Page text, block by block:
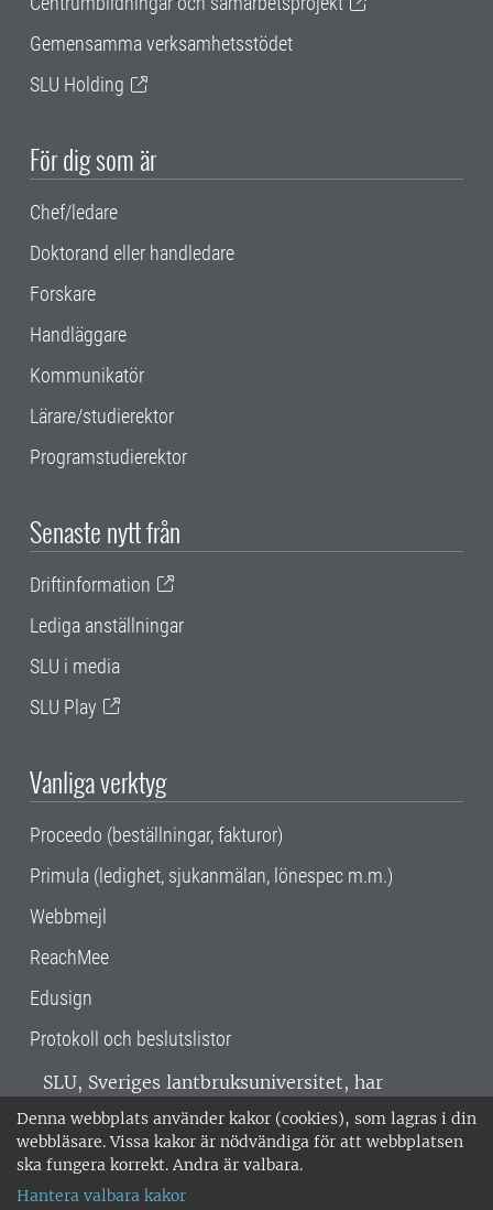
Denna webbplats använder kakor (cookies), som lagras i din
webbläsare. Vissa kakor är nödvändiga för att webbplatsen
ska fungera korrekt. Andra är valbara.
Hantera valbara kakor
Gemensamma verksamhetsstödet
SLU Holding
För dig som är
Chef/ledare
Doktorand eller handledare
Forskare
Handläggare
Kommunikatör
Lärare/studierektor
Programstudierektor
Senaste nytt från
Driftinformation
Lediga anställningar
SLU i media
SLU Play
Vanliga verktyg
Proceedo (beställningar, fakturor)
Primula (ledighet, sjukanmälan, lönespec m.m.)
Webbmejl
ReachMee
Edusign
Protokoll och beslutslistor
SLU, Sveriges lantbruksuniversitet, har
verksamhet över hela Sverige. Huvudorter är
Alnarp, Uppsala och Umeå.SLU är
miljöcertifierat enligt ISO 14001. •
018-67 10 00 • Org nr: 202100-2817 •